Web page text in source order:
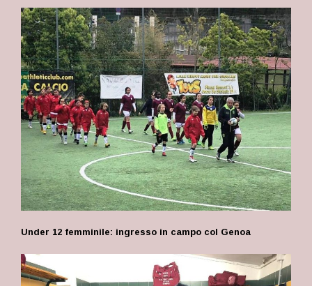
Under 12 femminile: ingresso in campo col Genoa